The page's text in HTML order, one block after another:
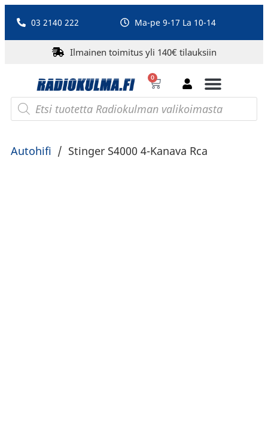
03 2140 222 Ma-pe 9-17 La 10-14
Ilmainen toimitus yli 140€ tilauksiin
0
Autohifi / Stinger S4000 4-Kanava Rca